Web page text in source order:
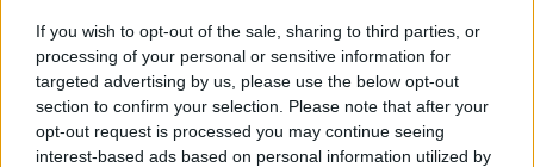
If you wish to opt-out of the sale, sharing to third parties, or
processing of your personal or sensitive information for
targeted advertising by us, please use the below opt-out
section to confirm your selection. Please note that after your
opt-out request is processed you may continue seeing
interest-based ads based on personal information utilized by
Finnairin lennoista osan lentää
jatkossa toinen lentoyhtiö –
matkustajille tärkeä rajoitus